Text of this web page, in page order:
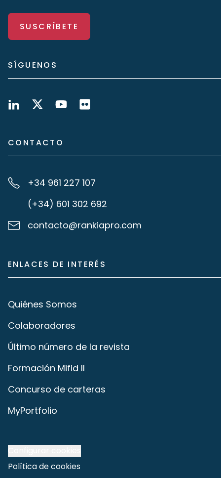
SUSCRÍBETE
SÍGUENOS
CONTACTO
+34 961 227 107
(+34) 601 302 692
contacto@rankiapro.com
ENLACES DE INTERÉS
Quiénes Somos
Colaboradores
Último número de la revista
Formación Mifid II
Concurso de carteras
MyPortfolio
Política de cookies